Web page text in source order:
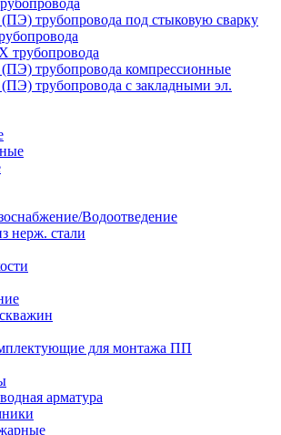
трубопровода под стыковую сварку
трубопровода компрессионные
трубопровода с закладными эл.
Водоотведение
нерж. стали
для монтажа ПП
арматура